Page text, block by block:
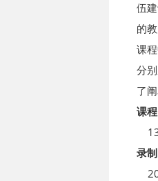
伍
的
课
分
了阐
课
录